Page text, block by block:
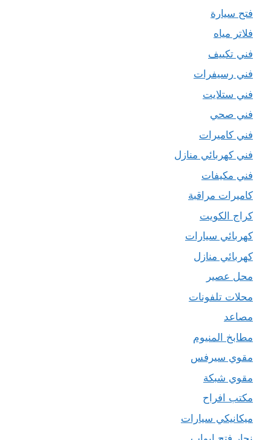
فتح سيارة
فلاتر مياه
فني تكييف
فني رسيفرات
فني ستلايت
فني صحي
فني كاميرات
فني كهربائي منازل
فني مكيفات
كاميرات مراقبة
كراج الكويت
كهربائي سيارات
كهربائي منازل
محل عصير
محلات تلفونات
مصاعد
مطابخ المنيوم
مقوي سيرفس
مقوي شبكة
مكتب افراح
ميكانيكي سيارات